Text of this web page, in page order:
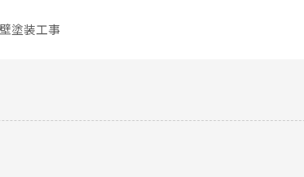
塗装工事